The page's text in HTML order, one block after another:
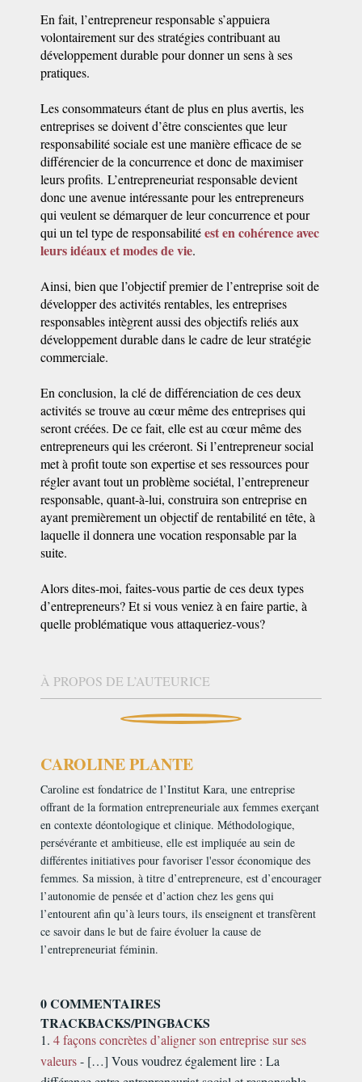
En fait, l’entrepreneur responsable s’appuiera
volontairement sur des stratégies contribuant au
développement durable pour donner un sens à ses
pratiques.
Les consommateurs étant de plus en plus avertis, les
entreprises se doivent d’être conscientes que leur
responsabilité sociale est une manière efficace de se
différencier de la concurrence et donc de maximiser
leurs profits. L’entrepreneuriat responsable devient
donc une avenue intéressante pour les entrepreneurs
qui veulent se démarquer de leur concurrence et pour
qui un tel type de responsabilitéest en cohérence avec
leurs idéaux et modes de vie.
Ainsi, bien que l’objectif premier de l’entreprise soit de
développer des activités rentables, les entreprises
responsables intègrent aussi des objectifs reliés aux
développement durable dans le cadre de leur stratégie
commerciale.
En conclusion, la clé de différenciation de ces deux
activités se trouve au cœur même des entreprises qui
seront créées. De ce fait, elle est au cœur même des
entrepreneurs qui les créeront. Si l’entrepreneur social
met à profit toute son expertise et ses ressources pour
régler avant tout un problème sociétal, l’entrepreneur
responsable, quant-à-lui, construira son entreprise en
ayant premièrement un objectif de rentabilité en tête, à
laquelle il donnera une vocation responsable par la
suite.
Alors dites-moi, faites-vous partie de ces deux types
d’entrepreneurs? Et si vous veniez à en faire partie, à
quelle problématique vous attaqueriez-vous?
À PROPOS DE L’AUTEURICE
CAROLINE PLANTE
Caroline est fondatrice de l’Institut Kara, une entreprise
offrant de la formation entrepreneuriale aux femmes exerçant
en contexte déontologique et clinique. Méthodologique,
persévérante et ambitieuse, elle est impliquée au sein de
différentes initiatives pour favoriser l'essor économique des
femmes. Sa mission, à titre d’entrepreneure, est d’encourager
l’autonomie de pensée et d’action chez les gens qui
l’entourent afin qu’à leurs tours, ils enseignent et transfèrent
ce savoir dans le but de faire évoluer la cause de
l’entrepreneuriat féminin.
0 COMMENTAIRES
TRACKBACKS/PINGBACKS
4 façons concrètes d’aligner son entreprise sur ses
valeurs- […] Vous voudrez également lire : La